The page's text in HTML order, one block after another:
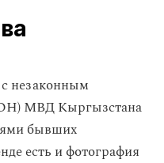
незаконным
МВД Кыргызстана
бывших
есть и фотография